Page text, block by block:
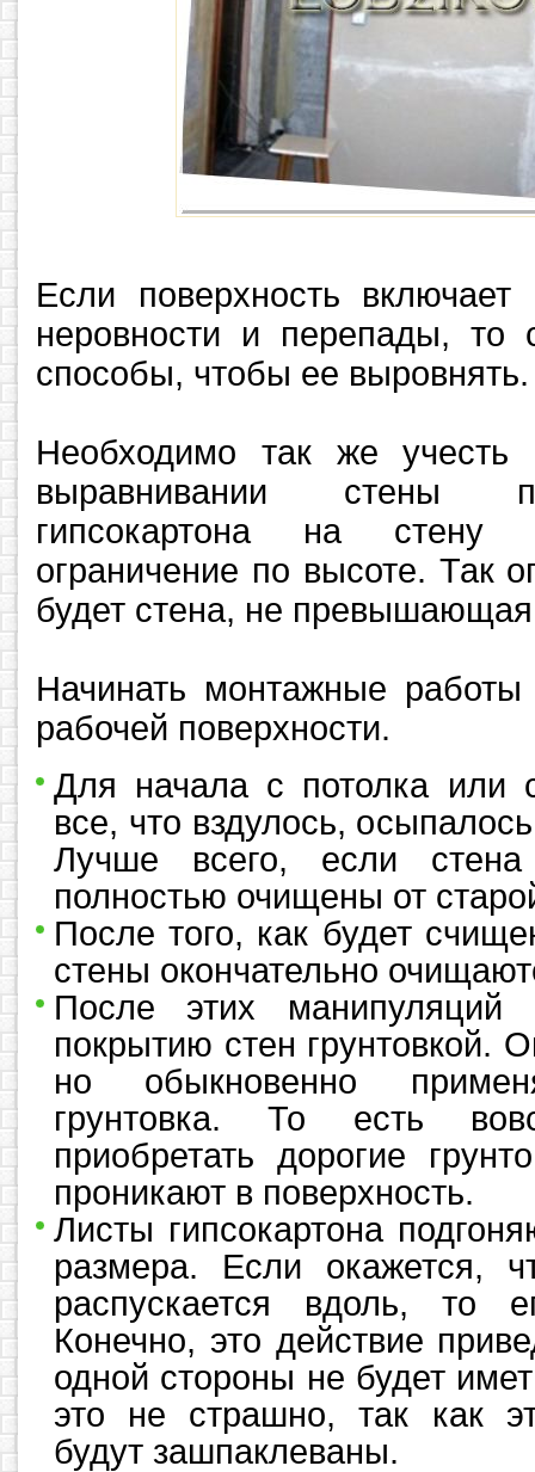
Если поверхность
неровности и перепады, то
способы, чтобы ее выровнять.
Необходимо так же
выравнивании стены
гипсокартона на стену
ограничение по высоте. Так
будет стена, не превышающая
Начинать монтажные работы
рабочей поверхности.
Для начала с потолка или
все, что вздулось,
Лучше всего, если
полностью очищены от
После того, как будет
стены окончательно
После этих манипуляций
покрытию стен грунтовкой.
но обыкновенно
грунтовка. То есть
приобретать дорогие
проникают в поверхность.
Листы гипсокартона
размера. Если окажется,
распускается вдоль, то
Конечно, это действие
одной стороны не будет
это не страшно, так как
будут зашпаклеваны.